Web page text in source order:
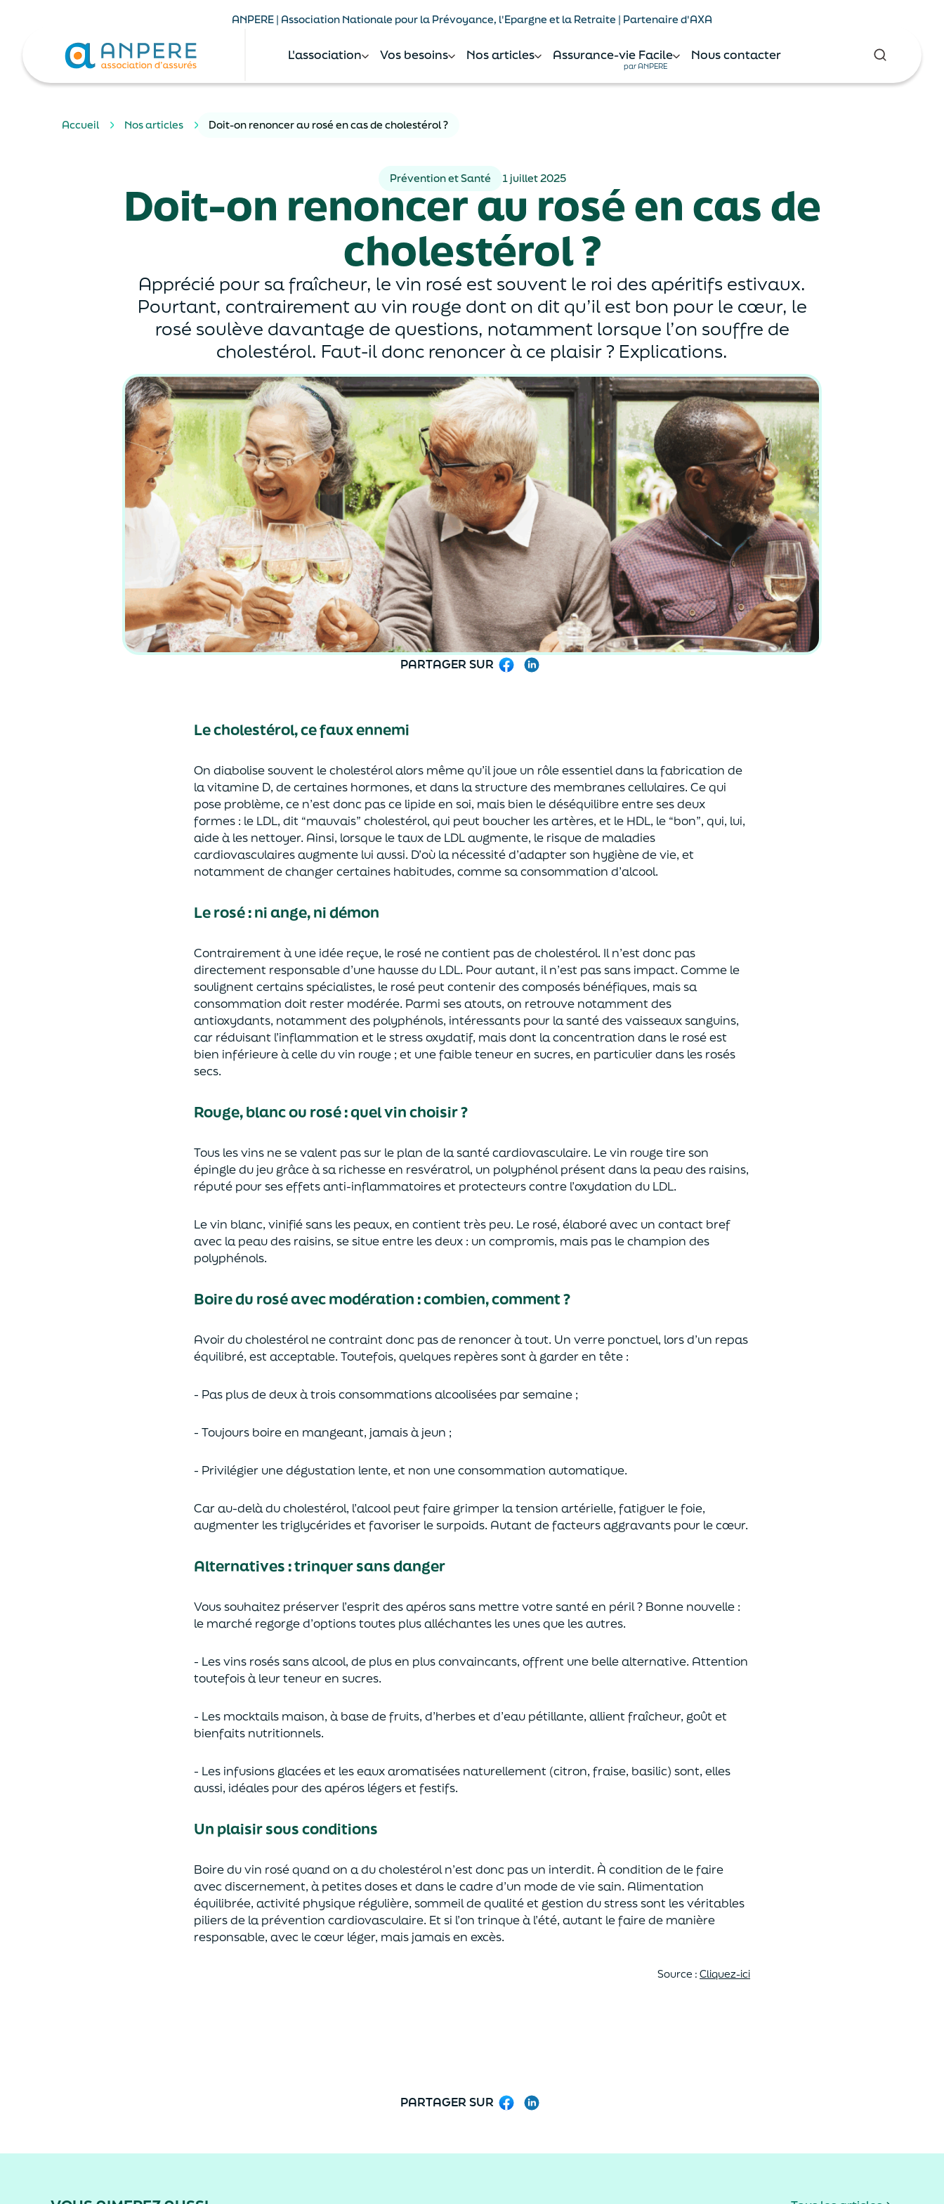
ANPERE | Association Nationale pour la Prévoyance, l'Epargne et la Retraite | Partenaire d'AXA
L'association Vos besoins Nos articles Assurance-vie Facile
par ANPERE
Nous contacter
Accueil Nos articles Doit-on renoncer au rosé en cas de cholestérol ?
Prévention et Santé 1 juillet 2025
Doit-on renoncer au rosé en cas de
cholestérol ?
Apprécié pour sa fraîcheur, le vin rosé est souvent le roi des apéritifs estivaux.
Pourtant, contrairement au vin rouge dont on dit qu’il est bon pour le cœur, le
rosé soulève davantage de questions, notamment lorsque l’on souffre de
cholestérol. Faut-il donc renoncer à ce plaisir ? Explications.
PARTAGER SUR Facebook
Le cholestérol, ce faux ennemi
On diabolise souvent le cholestérol alors même qu’il joue un rôle essentiel dans la fabrication de
la vitamine D, de certaines hormones, et dans la structure des membranes cellulaires. Ce qui
pose problème, ce n’est donc pas ce lipide en soi, mais bien le déséquilibre entre ses deux
formes : le LDL, dit “mauvais” cholestérol, qui peut boucher les artères, et le HDL, le “bon”, qui, lui,
aide à les nettoyer. Ainsi, lorsque le taux de LDL augmente, le risque de maladies
cardiovasculaires augmente lui aussi. D’où la nécessité d’adapter son hygiène de vie, et
notamment de changer certaines habitudes, comme sa consommation d’alcool.
Le rosé : ni ange, ni démon
Contrairement à une idée reçue, le rosé ne contient pas de cholestérol. Il n’est donc pas
directement responsable d’une hausse du LDL. Pour autant, il n’est pas sans impact. Comme le
soulignent certains spécialistes, le rosé peut contenir des composés bénéfiques, mais sa
consommation doit rester modérée. Parmi ses atouts, on retrouve notamment des
antioxydants, notamment des polyphénols, intéressants pour la santé des vaisseaux sanguins,
car réduisant l’inflammation et le stress oxydatif, mais dont la concentration dans le rosé est
bien inférieure à celle du vin rouge ; et une faible teneur en sucres, en particulier dans les rosés
secs.
Rouge, blanc ou rosé : quel vin choisir ?
Tous les vins ne se valent pas sur le plan de la santé cardiovasculaire. Le vin rouge tire son
épingle du jeu grâce à sa richesse en resvératrol, un polyphénol présent dans la peau des raisins,
réputé pour ses effets anti-inflammatoires et protecteurs contre l’oxydation du LDL.
Le vin blanc, vinifié sans les peaux, en contient très peu. Le rosé, élaboré avec un contact bref
avec la peau des raisins, se situe entre les deux : un compromis, mais pas le champion des
polyphénols.
Boire du rosé avec modération : combien, comment ?
Avoir du cholestérol ne contraint donc pas de renoncer à tout. Un verre ponctuel, lors d’un repas
équilibré, est acceptable. Toutefois, quelques repères sont à garder en tête :
- Pas plus de deux à trois consommations alcoolisées par semaine ;
- Toujours boire en mangeant, jamais à jeun ;
- Privilégier une dégustation lente, et non une consommation automatique.
Car au-delà du cholestérol, l’alcool peut faire grimper la tension artérielle, fatiguer le foie,
augmenter les triglycérides et favoriser le surpoids. Autant de facteurs aggravants pour le cœur.
Alternatives : trinquer sans danger
Vous souhaitez préserver l’esprit des apéros sans mettre votre santé en péril ? Bonne nouvelle :
le marché regorge d’options toutes plus alléchantes les unes que les autres.
- Les vins rosés sans alcool, de plus en plus convaincants, offrent une belle alternative. Attention
toutefois à leur teneur en sucres.
- Les mocktails maison, à base de fruits, d’herbes et d’eau pétillante, allient fraîcheur, goût et
bienfaits nutritionnels.
- Les infusions glacées et les eaux aromatisées naturellement (citron, fraise, basilic) sont, elles
aussi, idéales pour des apéros légers et festifs.
Un plaisir sous conditions
Boire du vin rosé quand on a du cholestérol n’est donc pas un interdit. À condition de le faire
avec discernement, à petites doses et dans le cadre d’un mode de vie sain. Alimentation
équilibrée, activité physique régulière, sommeil de qualité et gestion du stress sont les véritables
piliers de la prévention cardiovasculaire. Et si l’on trinque à l’été, autant le faire de manière
responsable, avec le cœur léger, mais jamais en excès.
Source : Cliquez-ici
PARTAGER SUR Facebook